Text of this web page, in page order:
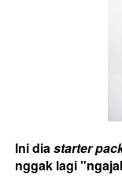
Ini dia starter
nggak lagi